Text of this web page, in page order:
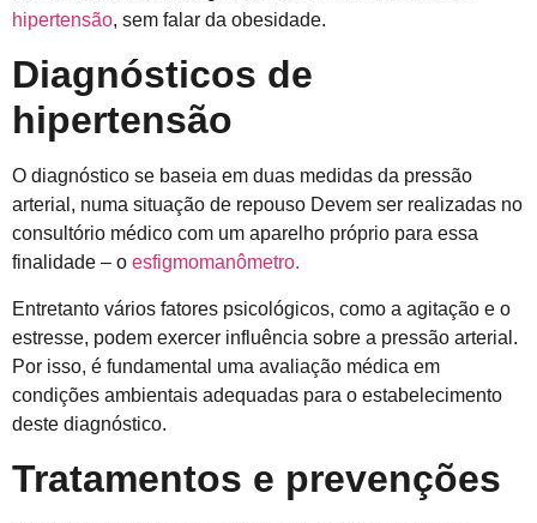
hipertensão, sem falar da obesidade.
Diagnósticos de
hipertensão
O diagnóstico se baseia em duas medidas da pressão
arterial, numa situação de repouso Devem ser realizadas no
consultório médico com um aparelho próprio para essa
finalidade – o esfigmomanômetro.
Entretanto vários fatores psicológicos, como a agitação e o
estresse, podem exercer influência sobre a pressão arterial.
Por isso, é fundamental uma avaliação médica em
condições ambientais adequadas para o estabelecimento
deste diagnóstico.
Tratamentos e prevenções